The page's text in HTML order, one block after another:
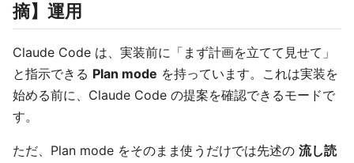
摘】運用
Claude Code は、実装前に「まず計画を立てて見せて」
と指示できる Plan mode を持っています。これは実装を
始める前に、Claude Code の提案を確認できるモードで
す。
ただ、Plan mode をそのまま使うだけでは先述の 流し読